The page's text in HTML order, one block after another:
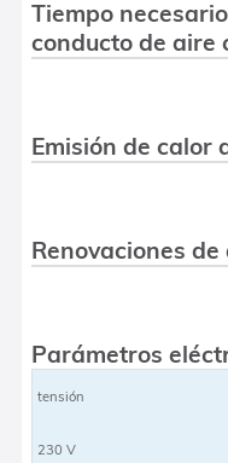
Tiempo
conducto de aire
Emisión de calor
Renovaciones de
Parámetros
tensión
230 V